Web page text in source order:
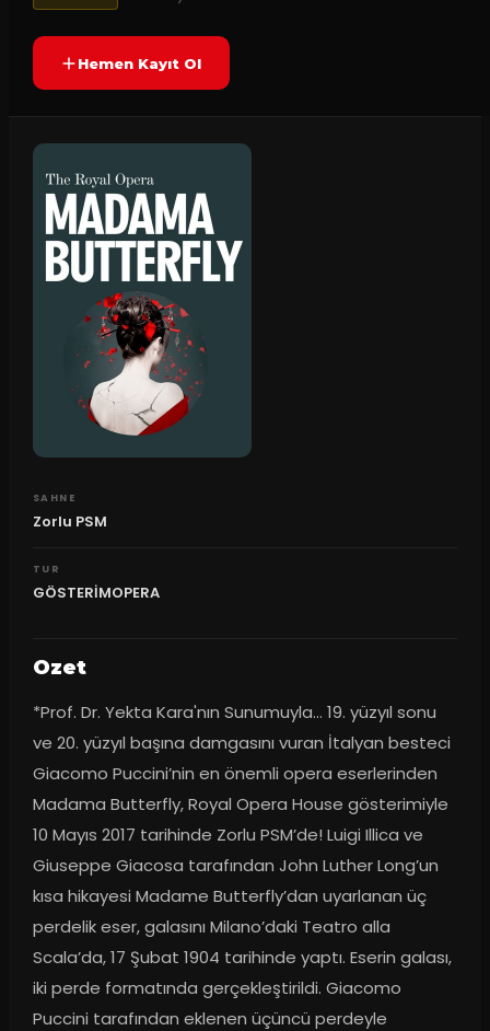
Hemen Kayıt Ol
SAHNE
Zorlu PSM
TUR
GÖSTERİMOPERA
Ozet
*Prof. Dr. Yekta Kara'nın Sunumuyla... 19. yüzyıl sonu
ve 20. yüzyıl başına damgasını vuran İtalyan besteci
Giacomo Puccini’nin en önemli opera eserlerinden
Madama Butterfly, Royal Opera House gösterimiyle
10 Mayıs 2017 tarihinde Zorlu PSM’de! Luigi Illica ve
Giuseppe Giacosa tarafından John Luther Long’un
kısa hikayesi Madame Butterfly’dan uyarlanan üç
perdelik eser, galasını Milano’daki Teatro alla
Scala’da, 17 Şubat 1904 tarihinde yaptı. Eserin galası,
iki perde formatında gerçekleştirildi. Giacomo
Puccini tarafından eklenen üçüncü perdeyle